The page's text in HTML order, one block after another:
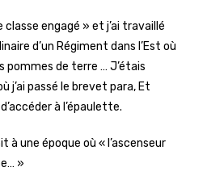
engagé » et j’ai travaillé
d’un Régiment dans l’Est où
pommes de terre … J’étais
j’ai passé le brevet para, Et
à l’épaulette.
à une époque où « l’ascenseur
»